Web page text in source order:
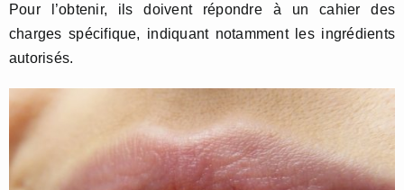
Pour l’obtenir, ils doivent répondre à un cahier des
charges spécifique, indiquant notamment les ingrédients
autorisés.